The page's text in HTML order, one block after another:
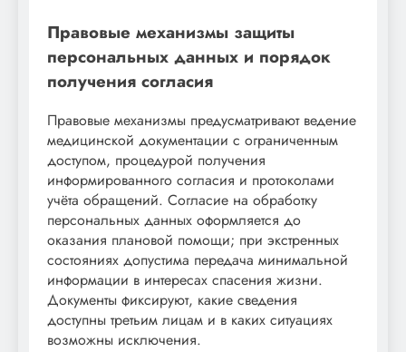
Правовые механизмы защиты
персональных данных и порядок
получения согласия
Правовые механизмы предусматривают ведение
медицинской документации с ограниченным
доступом, процедурой получения
информированного согласия и протоколами
учёта обращений. Согласие на обработку
персональных данных оформляется до
оказания плановой помощи; при экстренных
состояниях допустима передача минимальной
информации в интересах спасения жизни.
Документы фиксируют, какие сведения
доступны третьим лицам и в каких ситуациях
возможны исключения.